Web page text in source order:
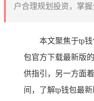
户合理规划投资，掌
本文聚焦于tp
包官方下载最新版
供指引，另一方面
间，了解tp钱包最